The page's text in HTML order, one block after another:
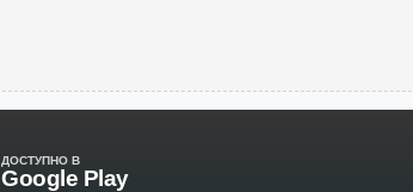
ДОСТУПНО В
Google Play